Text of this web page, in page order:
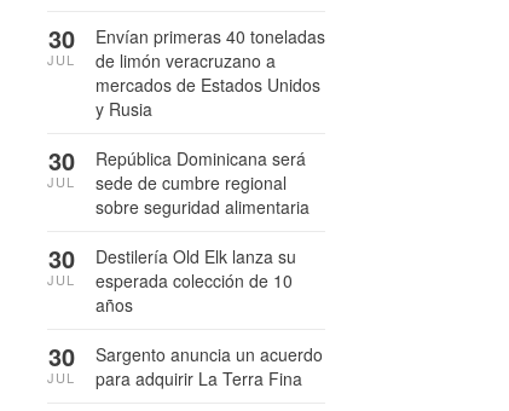
Envían primeras 40 toneladas
de limón veracruzano a
mercados de Estados Unidos
y Rusia
30
JUL
República Dominicana será
sede de cumbre regional
sobre seguridad alimentaria
30
JUL
Destilería Old Elk lanza su
esperada colección de 10
años
30
JUL
Sargento anuncia un acuerdo
para adquirir La Terra Fina
30
JUL